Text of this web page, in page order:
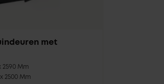
met
2590 Mm
2500 Mm